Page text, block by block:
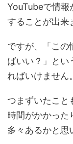
YouTubeで情報
することが出来
ですが、「この
ばいい？」とい
ればいけません。
つまずいたこと
時間がかかった
多々あるかと思